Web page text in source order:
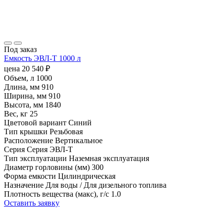
Под заказ
Емкость ЭВЛ-Т 1000 л
цена 20 540 ₽
Объем, л 1000
Длина, мм 910
Ширина, мм 910
Высота, мм 1840
Вес, кг 25
Цветовой вариант Синий
Тип крышки Резьбовая
Расположение Вертикальное
Серия Серия ЭВЛ-Т
Тип эксплуатации Наземная эксплуатация
Диаметр горловины (мм) 300
Форма емкости Цилиндрическая
Назначение Для воды / Для дизельного топлива
Плотность вещества (макс), г/с 1.0
Оставить заявку